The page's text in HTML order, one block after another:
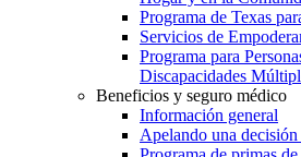
Programa de Texas
Servicios de
Programa para
Discapacidades
Beneficios y seguro médico
Información general
Apelando una